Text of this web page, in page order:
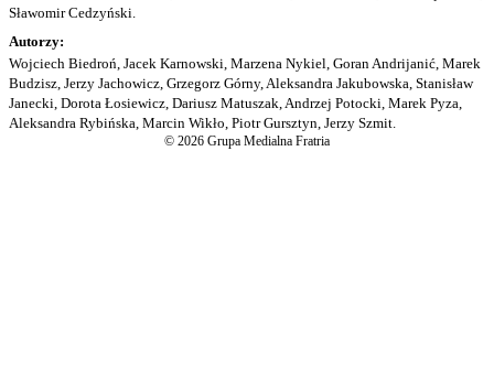
Sławomir Cedzyński.
Autorzy:
Wojciech Biedroń, Jacek Karnowski, Marzena Nykiel, Goran Andrijanić, Marek
Budzisz, Jerzy Jachowicz, Grzegorz Górny, Aleksandra Jakubowska, Stanisław
Janecki, Dorota Łosiewicz, Dariusz Matuszak, Andrzej Potocki, Marek Pyza,
Aleksandra Rybińska, Marcin Wikło, Piotr Gursztyn, Jerzy Szmit.
© 2026 Grupa Medialna Fratria